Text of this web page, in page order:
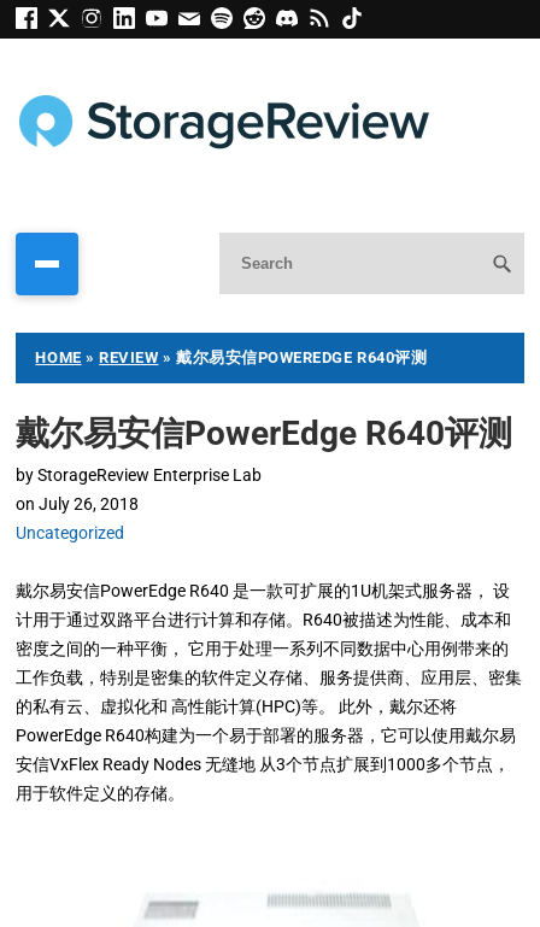
HOME »REVIEW » 戴尔易安信POWEREDGE R640评测
戴尔易安信PowerEdge R640评测
by StorageReview Enterprise Lab
on July 26, 2018
Uncategorized
戴尔易安信PowerEdge R640 是一款可扩展的1U机架式服务器， 设
计用于通过双路平台进行计算和存储。R640被描述为性能、成本和
密度之间的一种平衡， 它用于处理一系列不同数据中心用例带来的
工作负载，特别是密集的软件定义存储、服务提供商、应用层、密集
的私有云、虚拟化和 高性能计算(HPC)等。 此外，戴尔还将
PowerEdge R640构建为一个易于部署的服务器，它可以使用戴尔易
安信VxFlex Ready Nodes 无缝地 从3个节点扩展到1000多个节点，
用于软件定义的存储。